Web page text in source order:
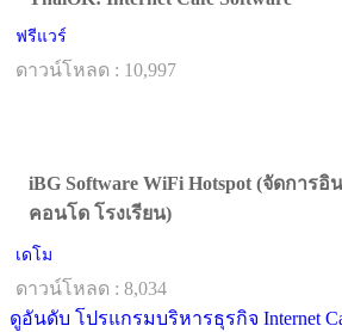
ฟรีแวร์
ดาวน์โหลด : 10,997
iBG Software WiFi Hotspot (จัดการ
คอนโด โรงเรียน)
เดโม
ดาวน์โหลด : 8,034
ดูอันดับ โปรแกรมบริหารธุรกิจ Internet